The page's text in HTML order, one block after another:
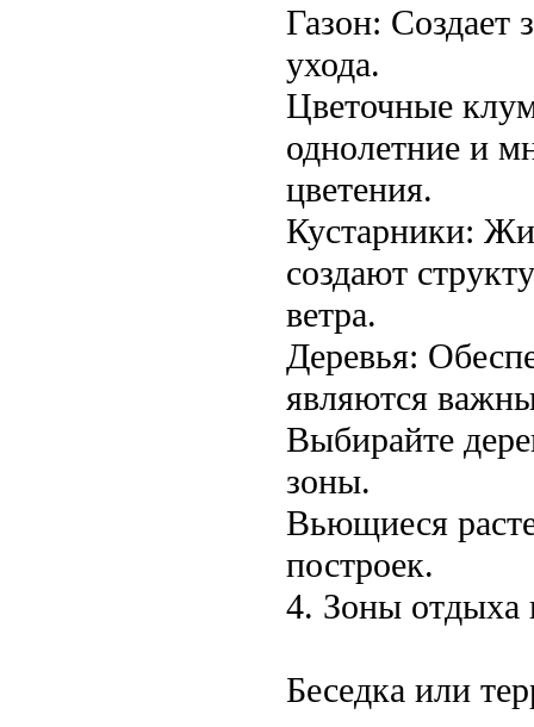
Газон: Создает
ухода.
Цветочные
однолетние и
цветения.
Кустарники:
создают
ветра.
Деревья:
являются
Выбирайте
зоны.
Вьющиеся
построек.
4. Зоны отдыха
Беседка или